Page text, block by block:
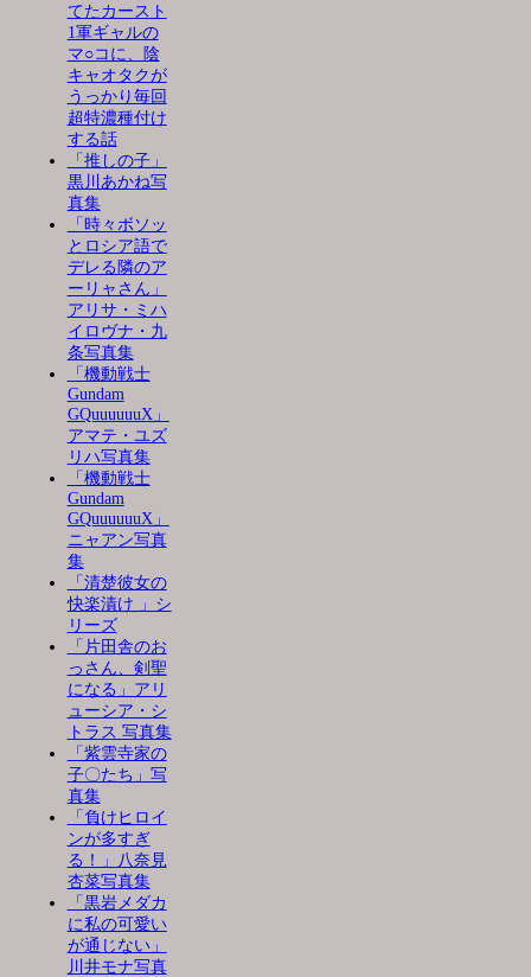
てたカースト
1軍ギャルの
マ○コに、陰
キャオタクが
うっかり毎回
超特濃種付け
する話
「推しの子」
黒川あかね写
真集
「時々ボソッ
とロシア語で
デレる隣のア
ーリャさん」
アリサ・ミハ
イロヴナ・九
条写真集
「機動戦士
Gundam
GQuuuuuuX」
アマテ・ユズ
リハ写真集
「機動戦士
Gundam
GQuuuuuuX」
ニャアン写真
集
「清楚彼女の
快楽漬け 」シ
リーズ
「片田舎のお
っさん、剣聖
になる」アリ
ューシア・シ
トラス 写真集
「紫雲寺家の
子〇たち」写
真集
「負けヒロイ
ンが多すぎ
る！」八奈見
杏菜写真集
「黒岩メダカ
に私の可愛い
が通じない」
川井モナ写真